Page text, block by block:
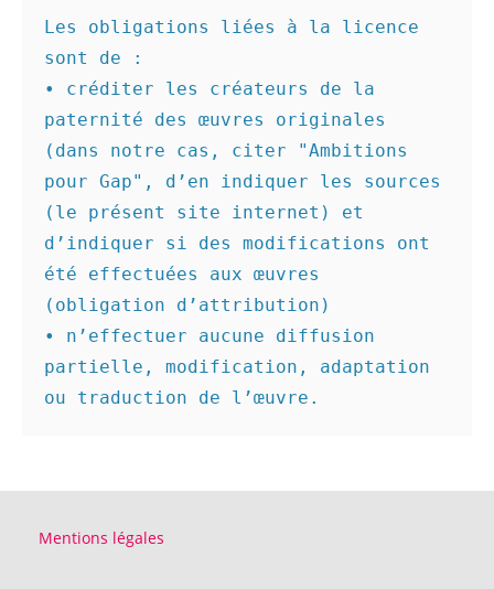
Les obligations liées à la licence
sont de :
• créditer les créateurs de la
paternité des œuvres originales
(dans notre cas, citer "Ambitions
pour Gap", d’en indiquer les sources
(le présent site internet) et
d’indiquer si des modifications ont
été effectuées aux œuvres
(obligation d’attribution)
• n’effectuer aucune diffusion
partielle, modification, adaptation
ou traduction de l’œuvre.
Mentions légales